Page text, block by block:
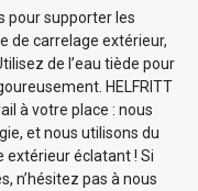
pour supporter les
de carrelage extérieur,
de l’eau tiède pour
HELFRITT
à votre place : nous
et nous utilisons du
éclatant ! Si
n’hésitez pas à nous